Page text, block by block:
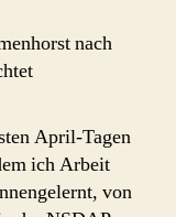
nach
April-Tagen
ich Arbeit
von